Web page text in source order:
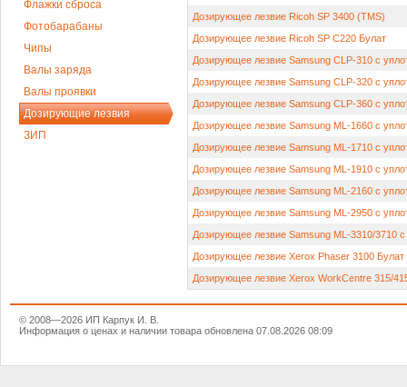
Флажки сброса
Фотобарабаны
Чипы
Валы заряда
Валы проявки
Дозирующие лезвия
ЗИП
Дозирующее лезвие Ricoh SP 3400 (TMS)
Дозирующее лезвие Ricoh SP C220 Булат
Дозирующее лезвие Samsung CLP-310 с
Дозирующее лезвие Samsung CLP-320 с
Дозирующее лезвие Samsung CLP-360 с
Дозирующее лезвие Samsung ML-1660 с
Дозирующее лезвие Samsung ML-1710 с
Дозирующее лезвие Samsung ML-1910 с
Дозирующее лезвие Samsung ML-2160 с
Дозирующее лезвие Samsung ML-2950 с
Дозирующее лезвие Samsung ML-3310/3710
Дозирующее лезвие Xerox Phaser 3100 Булат
Дозирующее лезвие Xerox WorkCentre 315/
© 2008—2026 ИП Карпук И. В.
Информация о ценах и наличии товара обновлена 07.08.2026 08:09